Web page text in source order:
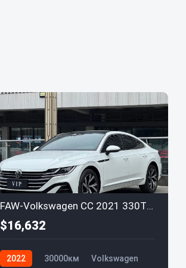
FAW-Volkswagen CC 2021 330TSI Xuanmu Edition
$16,632
2022 30000км Volkswagen